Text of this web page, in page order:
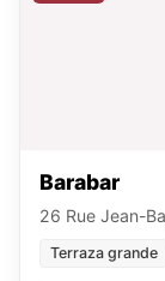
Barabar
26 Rue Jean-
Terraza grande